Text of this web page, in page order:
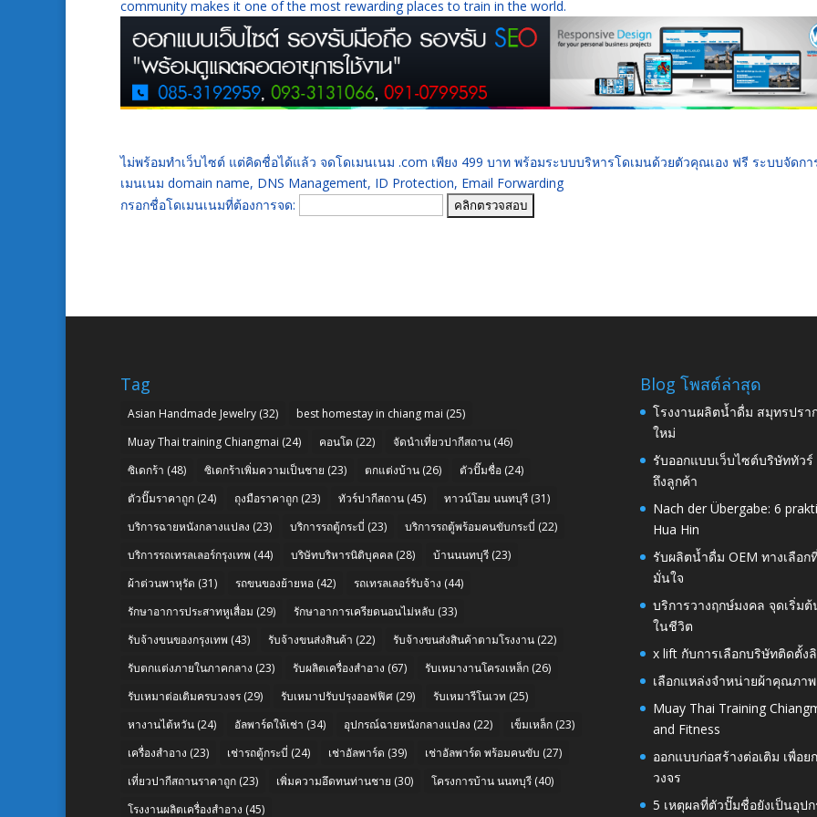
community makes it one of the most rewarding places to train in the world.
ไม่พร้อมทำเว็บไซต์ แต่คิดชื่อได้แล้ว จดโดเมนเนม .com เพียง 499 บาท พร้อมระบบบริหารโดเมนด้วยตัวคุณเอง ฟรี ระบบจัดกา
เมนเนม domain name, DNS Management, ID Protection, Email Forwarding
กรอกชื่อโดเมนเนมที่ต้องการจด:
Tag
Asian Handmade Jewelry (32) best homestay in chiang mai (25)
Muay Thai training Chiangmai (24) คอนโด (22) จัดนำเที่ยวปากีสถาน (46)
ซิเดกร้า (48) ซิเดกร้าเพิ่มความเป็นชาย (23) ตกแต่งบ้าน (26) ตัวปั๊มชื่อ (24)
ตัวปั๊มราคาถูก (24) ถุงมือราคาถูก (23) ทัวร์ปากีสถาน (45) ทาวน์โฮม นนทบุรี (31)
บริการฉายหนังกลางแปลง (23) บริการรถตู้กระบี่ (23) บริการรถตู้พร้อมคนขับกระบี่ (22)
บริการรถเทรลเลอร์กรุงเทพ (44) บริษัทบริหารนิติบุคคล (28) บ้านนนทบุรี (23)
ผ้าต่วนพาหุรัด (31) รถขนของย้ายหอ (42) รถเทรลเลอร์รับจ้าง (44)
รักษาอาการประสาทหูเสื่อม (29) รักษาอาการเครียดนอนไม่หลับ (33)
รับจ้างขนของกรุงเทพ (43) รับจ้างขนส่งสินค้า (22) รับจ้างขนส่งสินค้าตามโรงงาน (22)
รับตกแต่งภายในภาคกลาง (23) รับผลิตเครื่องสำอาง (67) รับเหมางานโครงเหล็ก (26)
รับเหมาต่อเติมครบวงจร (29) รับเหมาปรับปรุงออฟฟิศ (29) รับเหมารีโนเวท (25)
หางานไต้หวัน (24) อัลพาร์ดให้เช่า (34) อุปกรณ์ฉายหนังกลางแปลง (22) เข็มเหล็ก (23)
เครื่องสำอาง (23) เช่ารถตู้กระบี่ (24) เช่าอัลพาร์ด (39) เช่าอัลพาร์ด พร้อมคนขับ (27)
เที่ยวปากีสถานราคาถูก (23) เพิ่มความอึดทนท่านชาย (30) โครงการบ้าน นนทบุรี (40)
โรงงานผลิตเครื่องสำอาง (45)
Blog โพสต์ล่าสุด
โรงงานผลิตน้ำดื่ม สมุทรปรา
ใหม่
รับออกแบบเว็บไซต์บริษัททัวร์
ถึงลูกค้า
Nach der Übergabe: 6
Hua Hin
รับผลิตน้ำดื่ม OEM ทางเลือ
มั่นใจ
บริการวางฤกษ์มงคล จุดเริ่ม
ในชีวิต
x lift กับการเลือกบริษัทติดตั้ง
เลือกแหล่งจำหน่ายผ้าคุณภา
Muay Thai Training
and Fitness
ออกแบบก่อสร้างต่อเติม เพื่อ
วงจร
5 เหตุผลที่ตัวปั๊มชื่อยังเป็นอุ